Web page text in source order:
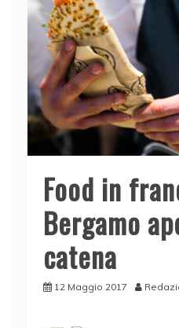
Food in
Bergamo
catena
12 Maggio 2017